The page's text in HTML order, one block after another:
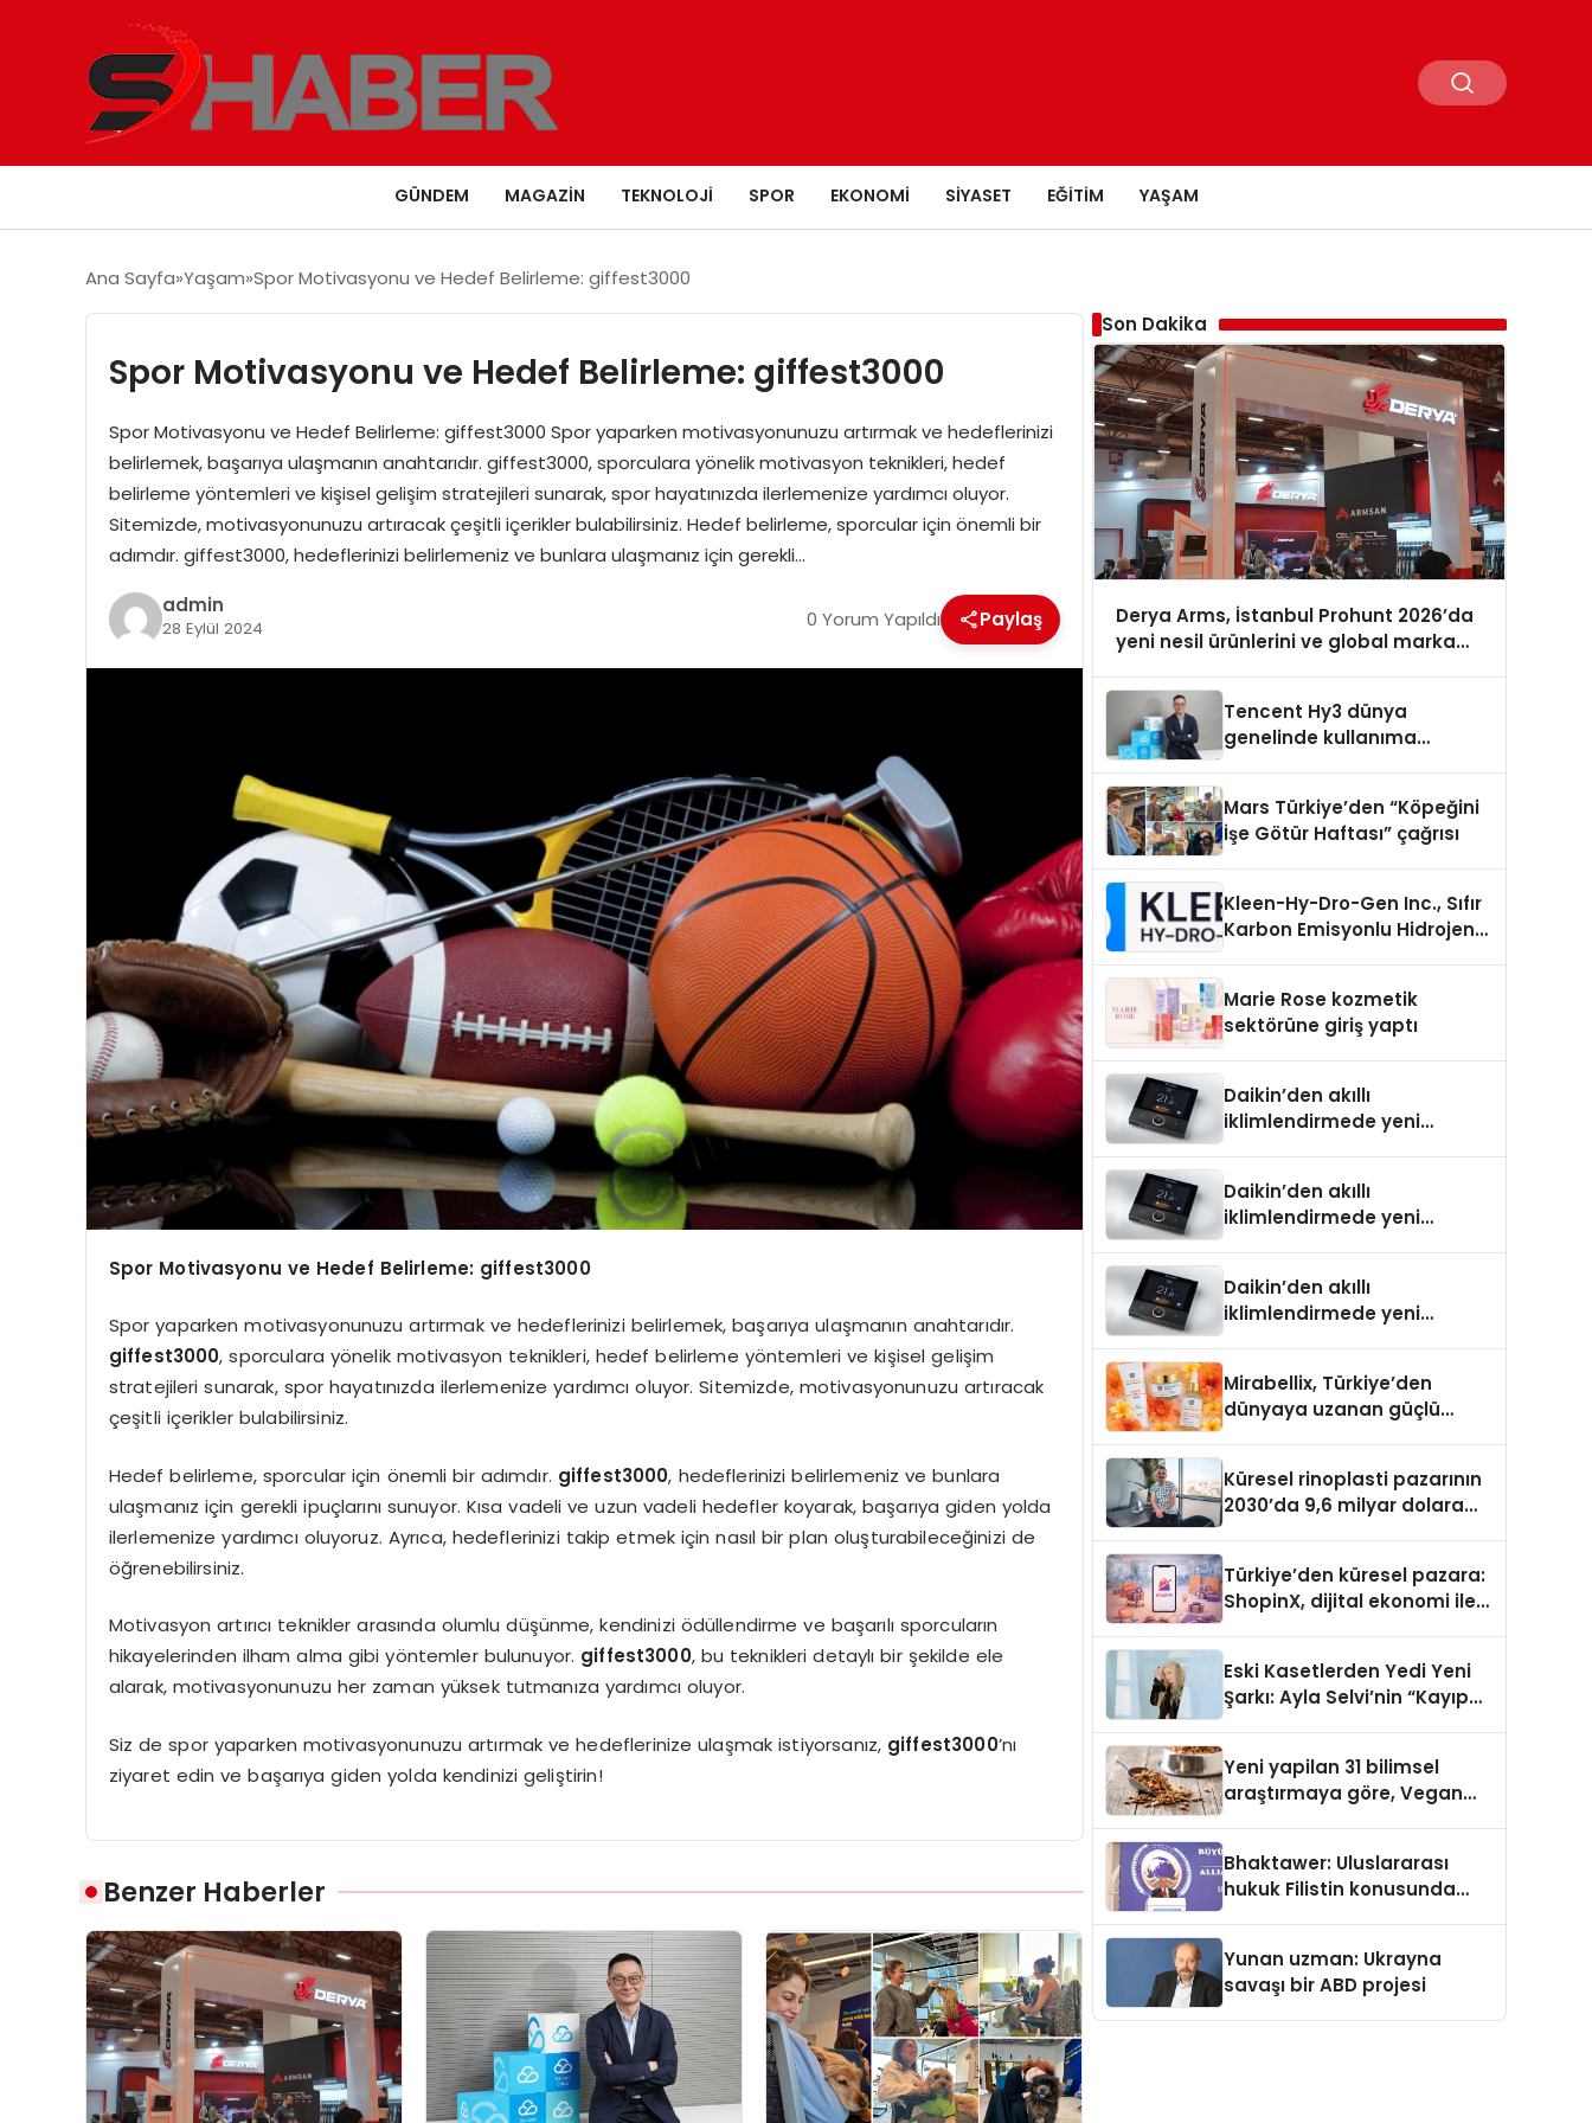
GÜNDEM MAGAZIN TEKNOLOJI SPOR EKONOMI SIYASET EĞITIM YAŞAM
Ana Sayfa Yaşam Spor Motivasyonu ve Hedef Belirleme: giffest3000
Spor Motivasyonu ve Hedef Belirleme: giffest3000
Spor Motivasyonu ve Hedef Belirleme: giffest3000 Spor yaparken motivasyonunuzu artırmak ve hedeflerinizi
belirlemek, başarıya ulaşmanın anahtarıdır. giffest3000, sporculara yönelik motivasyon teknikleri, hedef
belirleme yöntemleri ve kişisel gelişim stratejileri sunarak, spor hayatınızda ilerlemenize yardımcı oluyor.
Sitemizde, motivasyonunuzu artıracak çeşitli içerikler bulabilirsiniz. Hedef belirleme, sporcular için önemli bir
adımdır. giffest3000, hedeflerinizi belirlemeniz ve bunlara ulaşmanız için gerekli…
admin
28 Eylül 2024 0 Yorum Yapıldı Paylaş
Spor Motivasyonu ve Hedef Belirleme: giffest3000
Spor yaparken motivasyonunuzu artırmak ve hedeflerinizi belirlemek, başarıya ulaşmanın anahtarıdır.
giffest3000, sporculara yönelik motivasyon teknikleri, hedef belirleme yöntemleri ve kişisel gelişim
stratejileri sunarak, spor hayatınızda ilerlemenize yardımcı oluyor. Sitemizde, motivasyonunuzu artıracak
çeşitli içerikler bulabilirsiniz.
Hedef belirleme, sporcular için önemli bir adımdır. giffest3000, hedeflerinizi belirlemeniz ve bunlara
ulaşmanız için gerekli ipuçlarını sunuyor. Kısa vadeli ve uzun vadeli hedefler koyarak, başarıya giden yolda
ilerlemenize yardımcı oluyoruz. Ayrıca, hedeflerinizi takip etmek için nasıl bir plan oluşturabileceğinizi de
öğrenebilirsiniz.
Motivasyon artırıcı teknikler arasında olumlu düşünme, kendinizi ödüllendirme ve başarılı sporcuların
hikayelerinden ilham alma gibi yöntemler bulunuyor. giffest3000, bu teknikleri detaylı bir şekilde ele
alarak, motivasyonunuzu her zaman yüksek tutmanıza yardımcı oluyor.
Siz de spor yaparken motivasyonunuzu artırmak ve hedeflerinize ulaşmak istiyorsanız, giffest3000’nı
ziyaret edin ve başarıya giden yolda kendinizi geliştirin!
Benzer Haberler
Son Dakika
Derya Arms, İstanbul Prohunt 2026’da
yeni nesil ürünlerini ve global marka
Tencent Hy3 dünya
genelinde kullanıma
Mars Türkiye’den “Köpeğini
İşe Götür Haftası” çağrısı
Kleen-Hy-Dro-Gen Inc., Sıfır
Karbon Emisyonlu Hidrojen
Aldı
Marie Rose kozmetik
sektörüne giriş yaptı
Daikin’den akıllı
iklimlendirmede yeni
Daikin’den akıllı
iklimlendirmede yeni
Daikin’den akıllı
iklimlendirmede yeni
Mirabellix, Türkiye’den
dünyaya uzanan güçlü
Küresel rinoplasti pazarının
2030’da 9,6 milyar dolara
Türkiye’den küresel pazara:
ShopinX, dijital ekonomi ile
Eski Kasetlerden Yedi Yeni
Şarkı: Ayla Selvi’nin “Kayıp
Yeni yapilan 31 bilimsel
araştırmaya göre, Vegan
Sindirildiğini Ortaya Koydu
Bhaktawer: Uluslararası
hukuk Filistin konusunda
Yunan uzman: Ukrayna
savaşı bir ABD projesi